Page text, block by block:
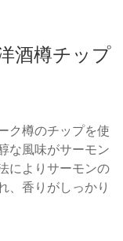
酒樽チップ
ク樽のチップを使
な風味がサーモン
によりサーモンの
、香りがしっかり